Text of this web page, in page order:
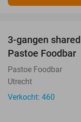
3-gangen
Pastoe Foodbar
Pastoe Foodbar
Utrecht
Verkocht: 460